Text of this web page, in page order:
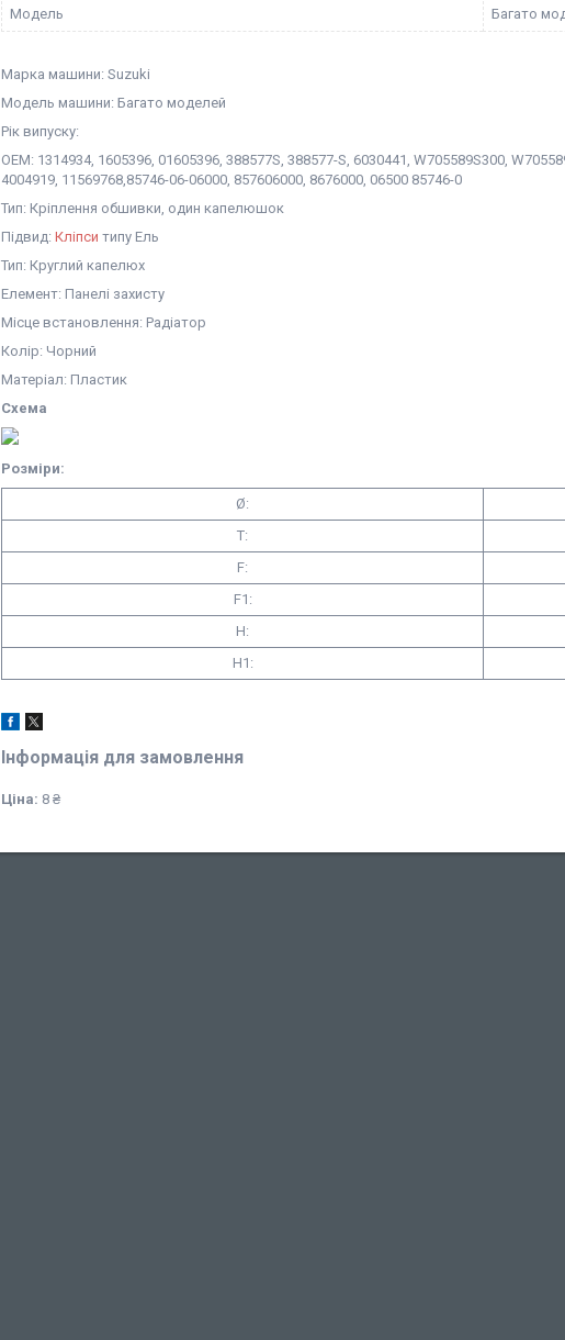
Мoдель Багато
Марка машини: Suzuki
Модель машини: Багато моделей
Рік випуску:
OEM: 1314934, 1605396, 01605396, 388577S, 388577-S, 6030441, W705589S300,
4004919, 11569768,85746-06-06000, 857606000, 8676000, 06500 85746-0
Тип: Кріплення обшивки, один капелюшок
Підвид: Кліпси типу Ель
Тип: Круглий капелюх
Елемент: Панелі захисту
Місце встановлення: Радіатор
Колір: Чорний
Матеріал: Пластик
Схема
Розміри:
Ø:
T:
F:
F1:
H:
H1:
Інформація для замовлення
Ціна: 8 ₴